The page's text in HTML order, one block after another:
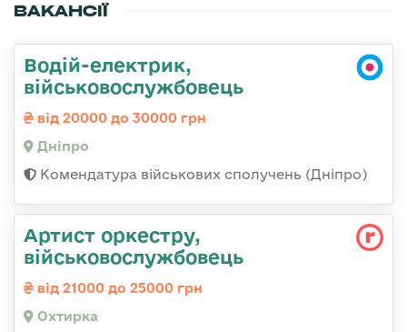
ВАКАНСІЇ
Водій-електрик,
військовослужбовець
від 20000 до 30000 грн
Дніпро
Комендатура військових сполучень (Дніпро)
Артист оркестру,
військовослужбовець
від 21000 до 25000 грн
Охтирка